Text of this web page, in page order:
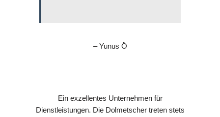
– Yunus Ö
Ein exzellentes Unternehmen für
Dienstleistungen. Die Dolmetscher treten stets